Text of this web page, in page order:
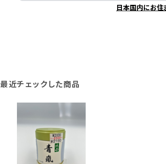
日本国内にお住
最近チェックした商品